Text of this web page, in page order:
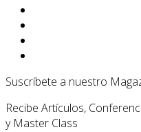
Suscríbete a nuestro
Recibe Artículos,
y Master Class